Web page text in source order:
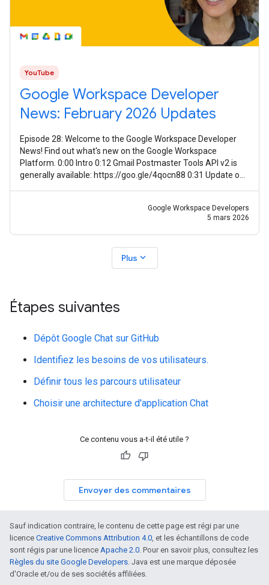
YouTube
Google Workspace Developer
News: February 2026 Updates
Episode 28: Welcome to the Google Workspace Developer
News! Find out what's new on the Google Workspace
Platform. 0:00 Intro 0:12 Gmail Postmaster Tools API v2 is
generally available: https://goo.gle/4qocn88 0:31 Update on
Google Workspace Developers
5 mars 2026
Plus expand_more
Étapes suivantes
Dépôt Google Chat sur GitHub
Identifiez les besoins de vos utilisateurs.
Définir tous les parcours utilisateur
Choisir une architecture d'application Chat
Ce contenu vous a-t-il été utile ?
Envoyer des commentaires
Sauf indication contraire, le contenu de cette page est régi par une
licence Creative Commons Attribution 4.0 , et les échantillons de code
sont régis par une licence Apache 2.0 . Pour en savoir plus, consultez les
Règles du site Google Developers . Java est une marque déposée
d'Oracle et/ou de ses sociétés affiliées.